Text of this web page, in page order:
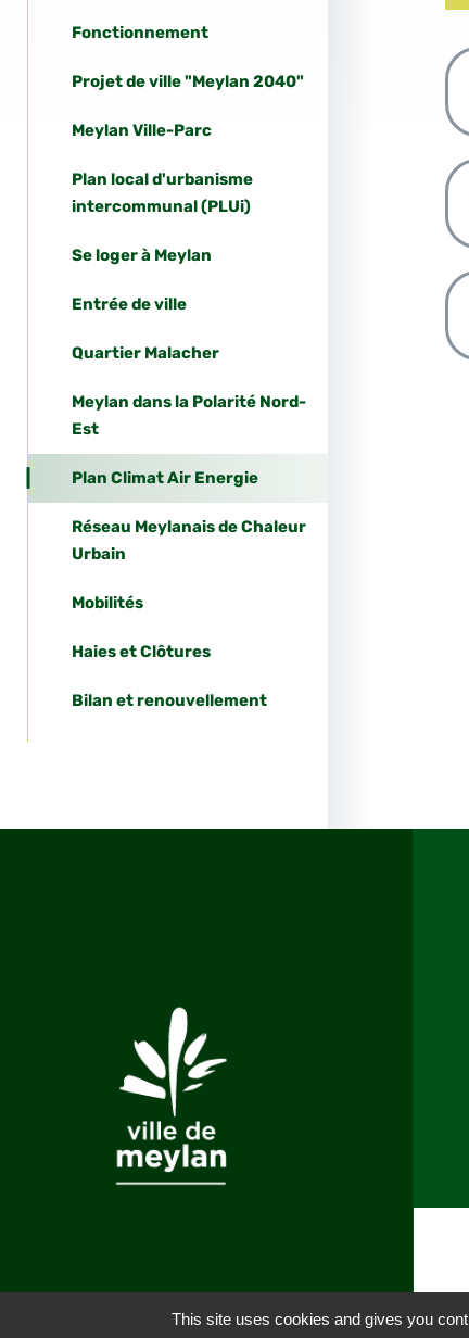
Fonctionnement
Projet de ville "Meylan 2040"
Meylan Ville-Parc
Plan local d'urbanisme
intercommunal (PLUi)
Se loger à Meylan
Entrée de ville
Quartier Malacher
Meylan dans la Polarité Nord-
Est
Plan Climat Air Energie
Réseau Meylanais de Chaleur
Urbain
Mobilités
Haies et Clôtures
Bilan et renouvellement
This site uses cookies and gives you